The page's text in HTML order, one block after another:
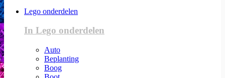
Lego onderdelen
In Lego onderdelen
Auto
Beplanting
Boog